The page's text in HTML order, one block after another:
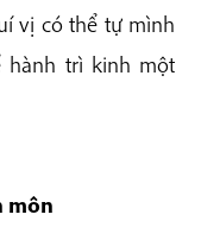
vị có thể tự mình
hành trì kinh một
môn